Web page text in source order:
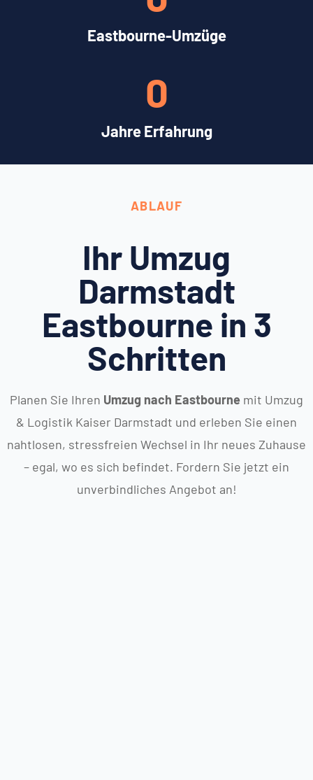
Eastbourne-Umzüge
Jahre Erfahrung
0
ABLAUF
Ihr Umzug
Darmstadt
Eastbourne in 3
Schritten
Planen Sie Ihren Umzug nach Eastbourne mit Umzug
& Logistik Kaiser Darmstadt und erleben Sie einen
nahtlosen, stressfreien Wechsel in Ihr neues Zuhause
– egal, wo es sich befindet. Fordern Sie jetzt ein
unverbindliches Angebot an!